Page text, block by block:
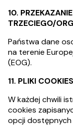
10.
TRZECIEGO/
Państwa dane
na terenie
(EOG).
11. PLIKI COOKIES
W każdej chwili
cookies
opcji